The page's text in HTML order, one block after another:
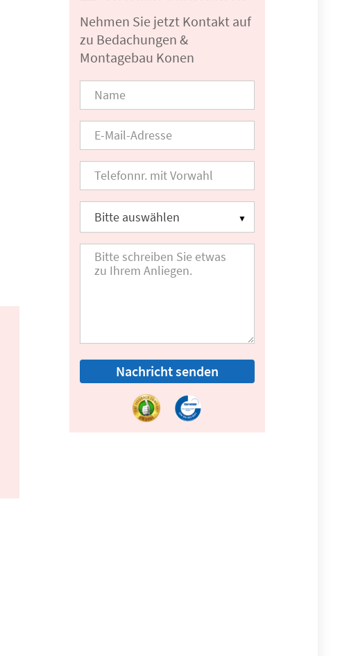
Nehmen Sie jetzt Kontakt auf
zu Bedachungen &
Montagebau Konen
Nachricht senden